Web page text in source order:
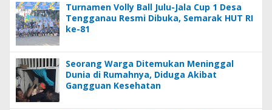
Turnamen Volly Ball Julu-Jala Cup 1 Desa
Tengganau Resmi Dibuka, Semarak HUT RI
ke-81
Seorang Warga Ditemukan Meninggal
Dunia di Rumahnya, Diduga Akibat
Gangguan Kesehatan